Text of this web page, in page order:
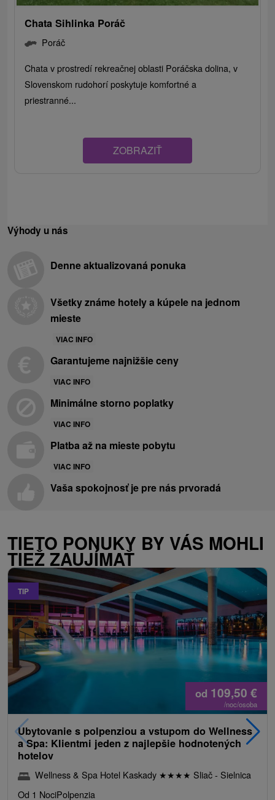
Chata Sihlinka Poráč
Poráč
Chata v prostredí rekreačnej oblasti Poráčska dolina, v
Slovenskom rudohorí poskytuje komfortné a
priestranné...
ZOBRAZIŤ
Výhody u nás
Denne aktualizovaná ponuka
Všetky známe hotely a kúpele na jednom
mieste
VIAC INFO
Garantujeme najnižšie ceny
VIAC INFO
Minimálne storno poplatky
VIAC INFO
Platba až na mieste pobytu
VIAC INFO
Vaša spokojnosť je pre nás prvoradá
TIETO PONUKY BY VÁS MOHLI
TIEŽ ZAUJÍMAŤ
TIP
od 109,50 €
/noc/osoba
Ubytovanie s polpenziou a vstupom do Wellness
a Spa: Klientmi jeden z najlepšie hodnotených
hotelov
Wellness & Spa Hotel Kaskady ★★★★ Sliač - Sielnica
Od 1 NociPolpenzia